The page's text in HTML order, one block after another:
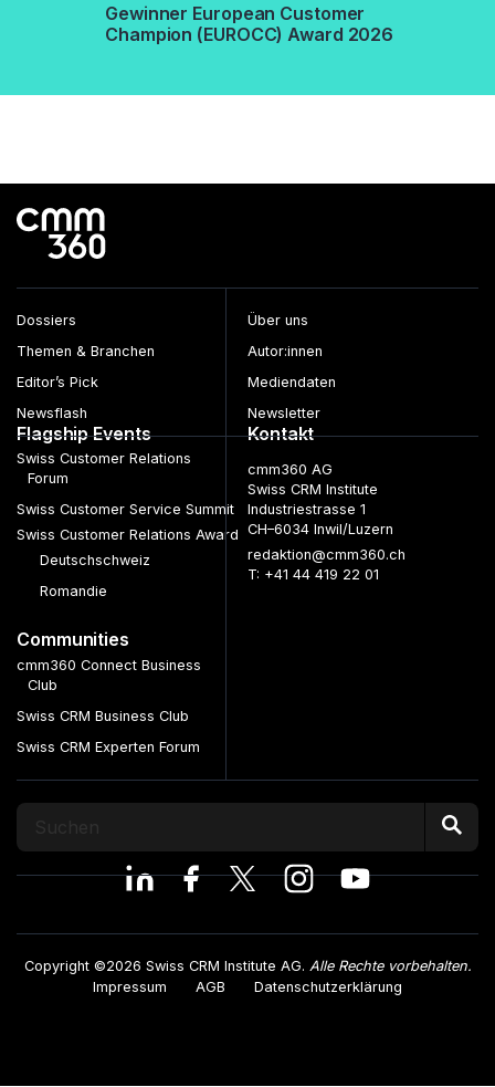
Gewinner European Customer
Champion (EUROCC) Award 2026
Dossiers
Themen & Branchen
Editor’s Pick
Newsflash
Über uns
Autor:innen
Mediendaten
Newsletter
Flagship Events
Swiss Customer Relations
Forum
Swiss Customer Service Summit
Swiss Customer Relations Award
Deutschschweiz
Romandie
Communities
cmm360 Connect Business
Club
Swiss CRM Business Club
Swiss CRM Experten Forum
Kontakt
cmm360 AG
Swiss CRM Institute
Industriestrasse 1
CH–6034 Inwil/Luzern
redaktion@cmm360.ch
T: +41 44 419 22 01
Copyright ©2026 Swiss CRM Institute AG. Alle Rechte vorbehalten.
Impressum
AGB Datenschutzerklärung